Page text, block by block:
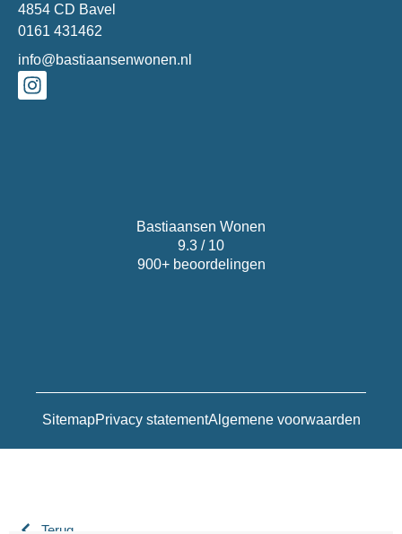
4854 CD Bavel
0161 431462
info@bastiaansenwonen.nl
SitemapPrivacy statementAlgemene voorwaarden
Bastiaansen Wonen
9.3 / 10
900+ beoordelingen
Terug